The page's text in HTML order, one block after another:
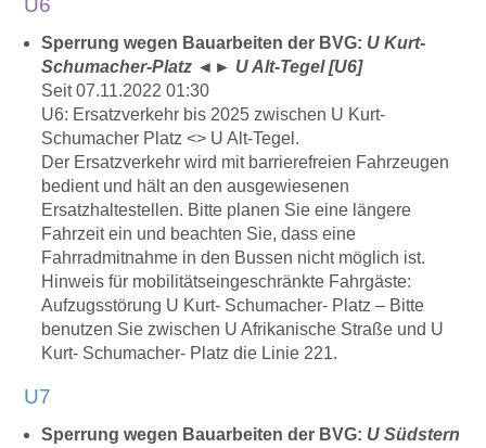
U6
Sperrung wegen Bauarbeiten der BVG: U Kurt-
Schumacher-Platz ◄► U Alt-Tegel [U6]
Seit 07.11.2022 01:30
U6: Ersatzverkehr bis 2025 zwischen U Kurt-
Schumacher Platz <> U Alt-Tegel.
Der Ersatzverkehr wird mit barrierefreien Fahrzeugen
bedient und hält an den ausgewiesenen
Ersatzhaltestellen. Bitte planen Sie eine längere
Fahrzeit ein und beachten Sie, dass eine
Fahrradmitnahme in den Bussen nicht möglich ist.
Hinweis für mobilitätseingeschränkte Fahrgäste:
Aufzugsstörung U Kurt- Schumacher- Platz – Bitte
benutzen Sie zwischen U Afrikanische Straße und U
Kurt- Schumacher- Platz die Linie 221.
U7
Sperrung wegen Bauarbeiten der BVG: U Südstern